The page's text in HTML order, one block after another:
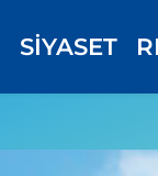
SİYASET